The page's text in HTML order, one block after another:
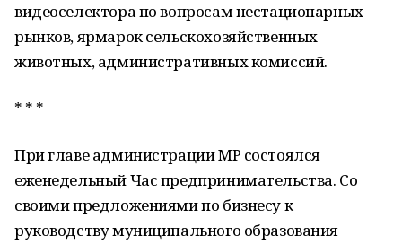
видеоселектора по вопросам нестационарных
рынков, ярмарок сельскохозяйственных
животных, административных комиссий.
* * *
При главе администрации МР состоялся
еженедельный Час предпринимательства. Со
своими предложениями по бизнесу к
руководству муниципального образования